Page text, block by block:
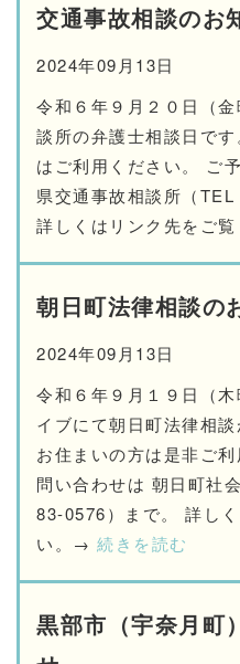
交通事故相談のお
2024年09月13日
令和６年９月２０日（
談所の弁護士相談日で
はご利用ください。 ご
県交通事故相談所（TEL
詳しくはリンク先をご
朝日町法律相談の
2024年09月13日
令和６年９月１９日（
イブにて朝日町法律相
お住まいの方は是非ご
問い合わせは 朝日町社
83-0576）まで。 詳し
い。→ 続きを読む
黒部市（宇奈月町